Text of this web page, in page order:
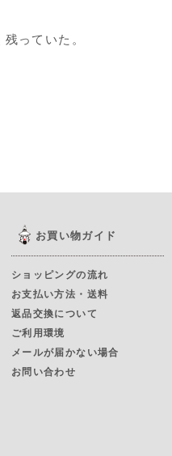
っていた。
お買い物ガイド
ショッピングの流れ
お支払い方法・送料
返品交換について
ご利用環境
メールが届かない場合
お問い合わせ